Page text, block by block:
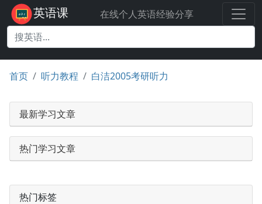
英语课 在线个人英语经验分享
首页 听力教程 白洁2005考研听力
最新学习文章
热门学习文章
热门标签